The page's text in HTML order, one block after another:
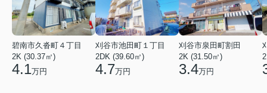
碧南市久沓町４丁目
2K (30.37㎡)
4.1万円
刈谷市池田町１丁目
2DK (39.60㎡)
4.7万円
刈谷市泉田町割田
2K (31.50㎡)
3.4万円